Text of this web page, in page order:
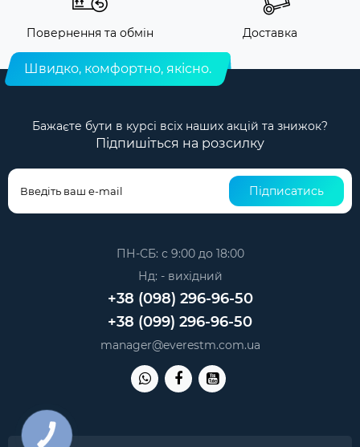
Повернення та обмін Доставка
Швидко, комфортно, якісно.
Бажаєте бути в курсі всіх наших акцій та знижок?
Підпишіться на розсилку
Підписатись
ПН-СБ: с 9:00 до 18:00
Нд: - вихідний
+38 (098) 296-96-50
+38 (099) 296-96-50
manager@everestm.com.ua
КНОПКА
ЗВ'ЯЗКУ